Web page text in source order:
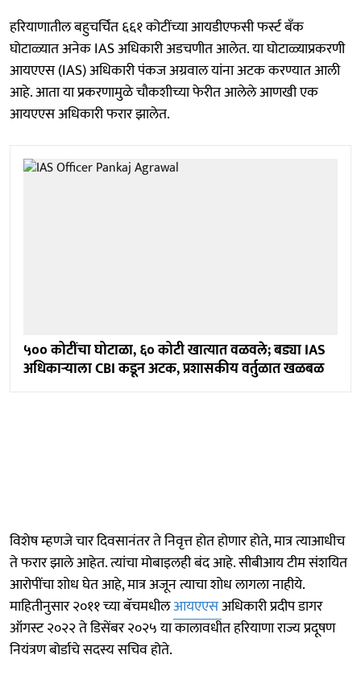
हरियाणातील बहुचर्चित ६६१ कोटींच्या आयडीएफसी फर्स्ट बँक
घोटाळ्यात अनेक IAS अधिकारी अडचणीत आलेत. या घोटाळ्याप्रकरणी
आयएएस (IAS) अधिकारी पंकज अग्रवाल यांना अटक करण्यात आली
आहे. आता या प्रकरणामुळे चौकशीच्या फेरीत आलेले आणखी एक
आयएएस अधिकारी फरार झालेत.
५०० कोटींचा घोटाळा, ६० कोटी खात्यात वळवले; बड्या IAS
अधिकाऱ्याला CBI कडून अटक, प्रशासकीय वर्तुळात खळबळ
विशेष म्हणजे चार दिवसानंतर ते निवृत्त होत होणार होते, मात्र त्याआधीच
ते फरार झाले आहेत. त्यांचा मोबाइलही बंद आहे. सीबीआय टीम संशयित
आरोपींचा शोध घेत आहे, मात्र अजून त्याचा शोध लागला नाहीये.
माहितीनुसार २०११ च्या बॅचमधीलआयएएसअधिकारी प्रदीप डागर
ऑगस्ट २०२२ ते डिसेंबर २०२५ या कालावधीत हरियाणा राज्य प्रदूषण
नियंत्रण बोर्डाचे सदस्य सचिव होते.